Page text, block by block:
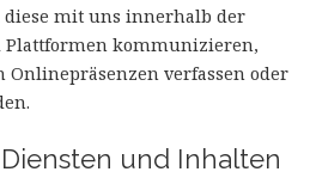
diese mit uns innerhalb der
Plattformen kommunizieren,
Onlinepräsenzen verfassen oder
und Inhalten